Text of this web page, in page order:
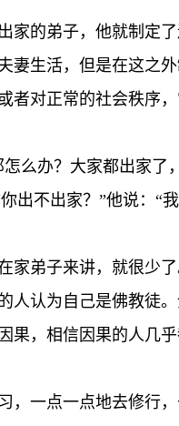
家的弟子，他就制定
妻生活，但是在这之
者对正常的社会秩序
么办？大家都出家了
出不出家？”他说：“
家弟子来讲，就很少
认为自己是佛教徒
果，相信因果的人几
，一点一点地去修行